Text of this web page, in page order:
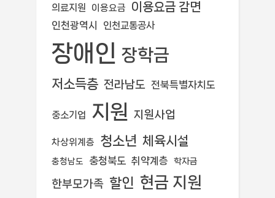
의료지원 이용요금 이용요금 감면
인천광역시 인천교통공사
장애인 장학금
저소득층 전라남도 전북특별자치도
중소기업 지원 지원사업
차상위계층 청소년 체육시설
충청남도 충청북도 취약계층 학자금
한부모가족 할인 현금 지원